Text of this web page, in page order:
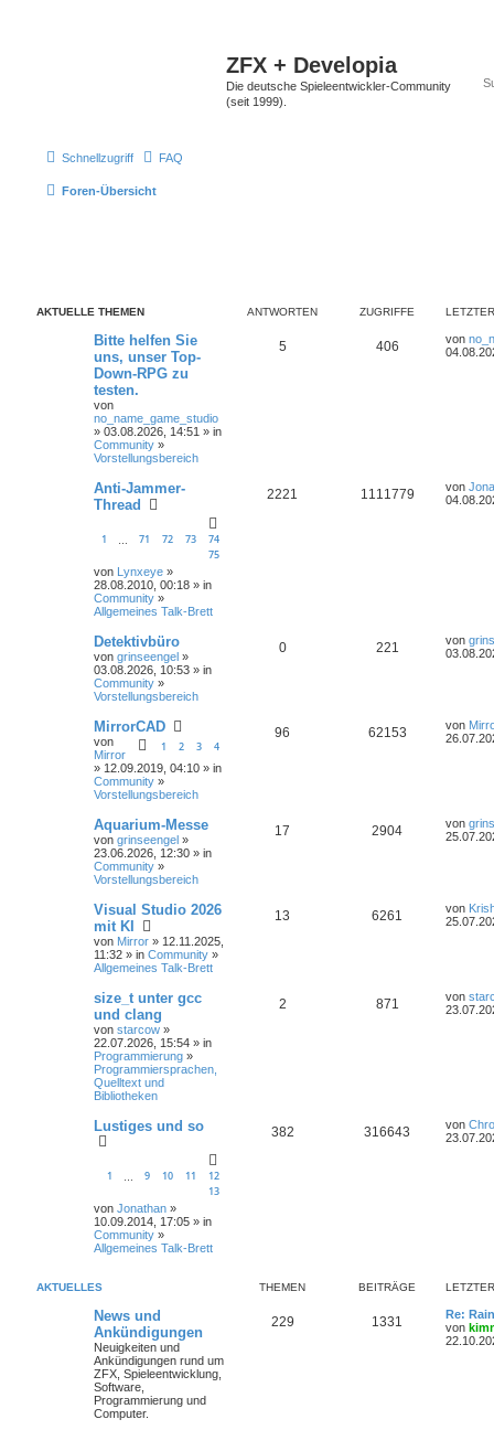
ZFX + Developia
Die deutsche Spieleentwickler-Community
(seit 1999).
Schnellzugriff FAQ
Foren-Übersicht
AKTUELLE THEMEN ANTWORTEN ZUGRIFFE
Bitte helfen Sie
uns, unser Top-
Down-RPG zu
testen.
von
no_name_game_studio
» 03.08.2026, 14:51 » in
Community »
Vorstellungsbereich
5 406 von
Anti-Jammer-
Thread
1 71 72 73
74
75
von Lynxeye »
28.08.2010, 00:18 » in
Community »
Allgemeines Talk-Brett
2221 1111779 von
Detektivbüro
von grinseengel »
03.08.2026, 10:53 » in
Community »
Vorstellungsbereich
0 221 von
MirrorCAD
1 2 3 4
von
Mirror
» 12.09.2019, 04:10 » in
Community »
Vorstellungsbereich
96 62153 von
Aquarium-Messe
von grinseengel »
23.06.2026, 12:30 » in
Community »
Vorstellungsbereich
17 2904 von
Visual Studio 2026
mit KI
von Mirror » 12.11.2025,
11:32 » in Community »
Allgemeines Talk-Brett
13 6261 von
size_t unter gcc
und clang
von starcow »
22.07.2026, 15:54 » in
Programmierung »
Programmiersprachen,
Quelltext und
Bibliotheken
2 871 von
Lustiges und so
1 9 10 11
12
13
von Jonathan »
10.09.2014, 17:05 » in
Community »
Allgemeines Talk-Brett
382 316643 von
AKTUELLES THEMEN BEITRÄGE
News und
Ankündigungen
Neuigkeiten und
Ankündigungen rund um
ZFX, Spieleentwicklung,
Software,
Programmierung und
Computer.
229 1331
Re:
von